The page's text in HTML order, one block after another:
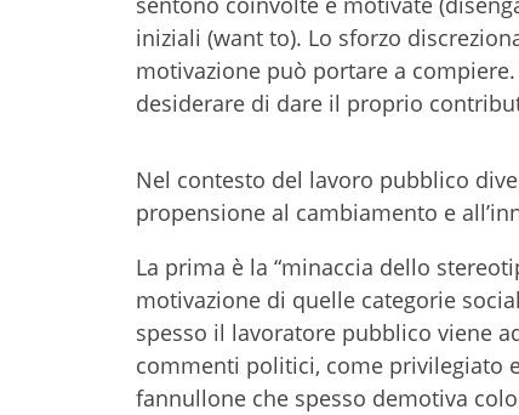
iniziali (want to). Lo sforzo
motivazione può portare a
desiderare di dare il proprio
Nel contesto del lavoro pubblico
propensione al cambiamento e
La prima è la “minaccia dello
motivazione di quelle categorie
spesso il lavoratore pubblico viene
commenti politici, come privilegiato
fannullone che spesso demotiva